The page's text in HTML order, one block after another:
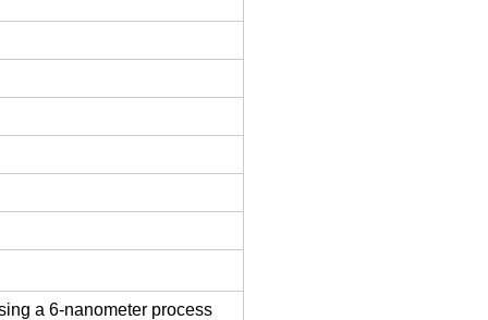
a 6-nanometer process